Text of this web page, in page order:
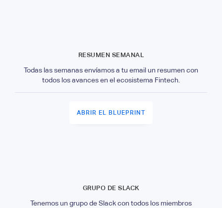
RESUMEN SEMANAL
Todas las semanas envíamos a tu email un resumen con
todos los avances en el ecosistema Fintech.
ABRIR EL BLUEPRINT
GRUPO DE SLACK
Tenemos un grupo de Slack con todos los miembros